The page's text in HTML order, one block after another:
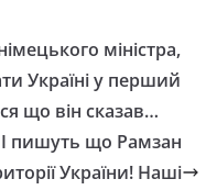
міністра,
Україні у перший
що він сказав…
пишуть що Рамзан
України! Наші